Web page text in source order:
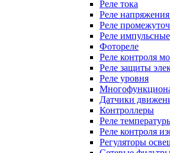
Реле тока
Реле
Реле
Реле импульсные
Фотореле
Реле контроля
Реле защиты
Реле уровня
Датчики
Контроллеры
Реле
Реле контроля
Регуляторы